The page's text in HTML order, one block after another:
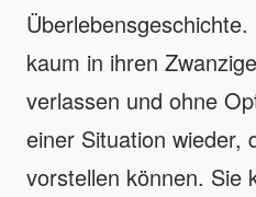
kaum in ihren
verlassen und ohne
einer Situation wieder,
vorstellen können. Sie